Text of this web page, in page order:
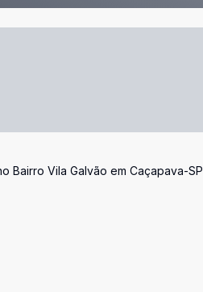
Bairro Vila Galvão em Caçapava-SP